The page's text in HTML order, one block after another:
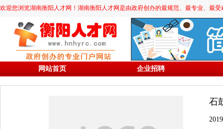
欢迎您浏览湖南衡阳人才网！湖南衡阳人才网是由政府创办的最规范、最专业、最
网站首页 企业招聘
石